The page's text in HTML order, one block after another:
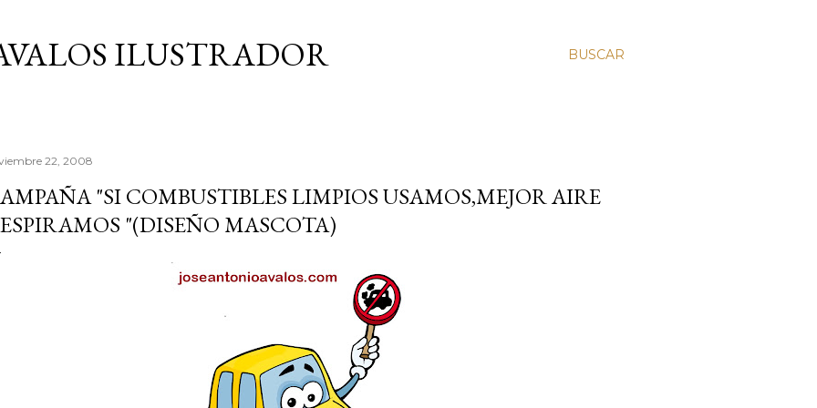
BUSCAR
ILUSTRADOR
22, 2008
"SI COMBUSTIBLES LIMPIOS USAMOS,MEJOR AIRE
"(DISEÑO MASCOTA)